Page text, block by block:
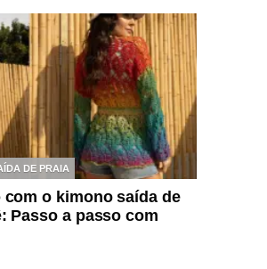
DE PRAIA
o kimono saída de
Passo a passo com